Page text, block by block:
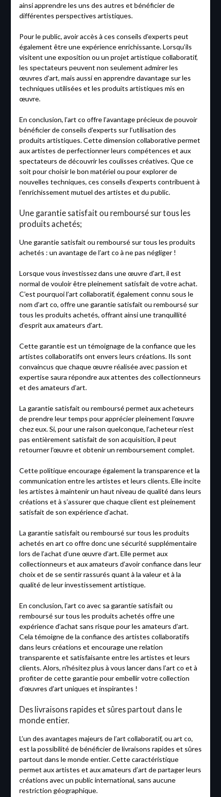
ainsi apprendre les uns des autres et bénéficier de
différentes perspectives artistiques.
Pour le public, avoir accès à ces conseils d’experts peut
également être une expérience enrichissante. Lorsqu’ils
visitent une exposition ou un projet artistique collaboratif,
les spectateurs peuvent non seulement admirer les
œuvres d’art, mais aussi en apprendre davantage sur les
techniques utilisées et les produits artistiques mis en
œuvre.
En conclusion, l’art co offre l’avantage précieux de pouvoir
bénéficier de conseils d’experts sur l’utilisation des
produits artistiques. Cette dimension collaborative permet
aux artistes de perfectionner leurs compétences et aux
spectateurs de découvrir les coulisses créatives. Que ce
soit pour choisir le bon matériel ou pour explorer de
nouvelles techniques, ces conseils d’experts contribuent à
l’enrichissement mutuel des artistes et du public.
Une garantie satisfait ou remboursé sur tous les
produits achetés;
Une garantie satisfait ou remboursé sur tous les produits
achetés : un avantage de l’art co à ne pas négliger !
Lorsque vous investissez dans une œuvre d’art, il est
normal de vouloir être pleinement satisfait de votre achat.
C’est pourquoi l’art collaboratif, également connu sous le
nom d’art co, offre une garantie satisfait ou remboursé sur
tous les produits achetés, offrant ainsi une tranquillité
d’esprit aux amateurs d’art.
Cette garantie est un témoignage de la confiance que les
artistes collaboratifs ont envers leurs créations. Ils sont
convaincus que chaque œuvre réalisée avec passion et
expertise saura répondre aux attentes des collectionneurs
et des amateurs d’art.
La garantie satisfait ou remboursé permet aux acheteurs
de prendre leur temps pour apprécier pleinement l’œuvre
chez eux. Si, pour une raison quelconque, l’acheteur n’est
pas entièrement satisfait de son acquisition, il peut
retourner l’œuvre et obtenir un remboursement complet.
Cette politique encourage également la transparence et la
communication entre les artistes et leurs clients. Elle incite
les artistes à maintenir un haut niveau de qualité dans leurs
créations et à s’assurer que chaque client est pleinement
satisfait de son expérience d’achat.
La garantie satisfait ou remboursé sur tous les produits
achetés en art co offre donc une sécurité supplémentaire
lors de l’achat d’une œuvre d’art. Elle permet aux
collectionneurs et aux amateurs d’avoir confiance dans leur
choix et de se sentir rassurés quant à la valeur et à la
qualité de leur investissement artistique.
En conclusion, l’art co avec sa garantie satisfait ou
remboursé sur tous les produits achetés offre une
expérience d’achat sans risque pour les amateurs d’art.
Cela témoigne de la confiance des artistes collaboratifs
dans leurs créations et encourage une relation
transparente et satisfaisante entre les artistes et leurs
clients. Alors, n’hésitez plus à vous lancer dans l’art co et à
profiter de cette garantie pour embellir votre collection
d’œuvres d’art uniques et inspirantes !
Des livraisons rapides et sûres partout dans le
monde entier.
L’un des avantages majeurs de l’art collaboratif, ou art co,
est la possibilité de bénéficier de livraisons rapides et sûres
partout dans le monde entier. Cette caractéristique
permet aux artistes et aux amateurs d’art de partager leurs
créations avec un public international, sans aucune
restriction géographique.